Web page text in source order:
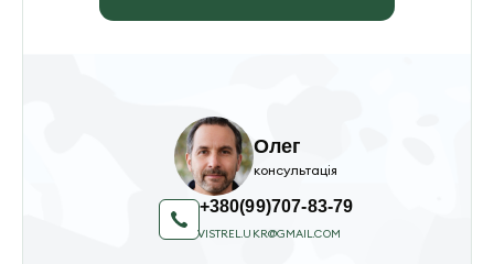
Олег
консультація
+380(99)707-83-79
VISTREL.UKR@GMAIL.COM